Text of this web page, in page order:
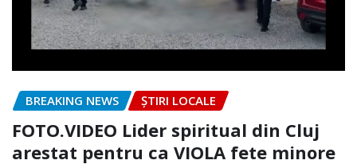
BREAKING NEWS ȘTIRI LOCALE
FOTO.VIDEO Lider spiritual din Cluj
arestat pentru ca VIOLA fete minore